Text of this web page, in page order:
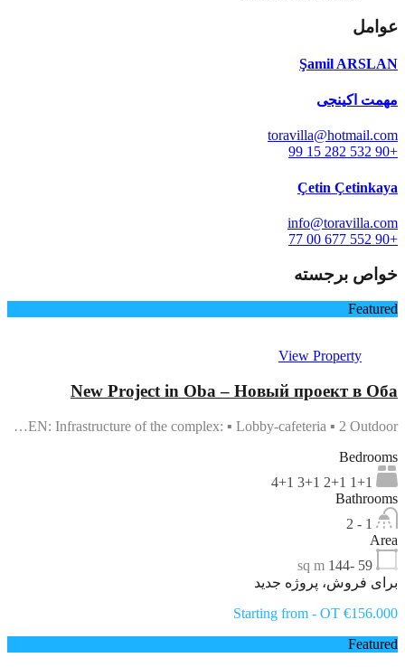
عوامل
Şamil ARSLAN
مهمت اکینجی
toravilla@hotmail.com
+90 532 282 15 99
Çetin Çetinkaya
info@toravilla.com
+90 552 677 00 77
خواص برجسته
Featured
View Property
New Project in Oba – Новый проект в Оба
EN: Infrastructure of the complex: ▪ Lobby-cafeteria ▪ 2 Outdoor…
Bedrooms
1+1 2+1 3+1 4+1
Bathrooms
1 - 2
Area
59 -144
sq m
برای فروش، پروژه جدید
Starting from - OT €156.000
Featured